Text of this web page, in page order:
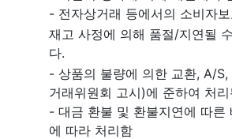
- 전자상거래 등에서의 소비자
재고 사정에 의해 품절/지연될
다.
- 상품의 불량에 의한 교환, A/
거래위원회 고시)에 준하여 처
- 대금 환불 및 환불지연에 따른
에 따라 처리함